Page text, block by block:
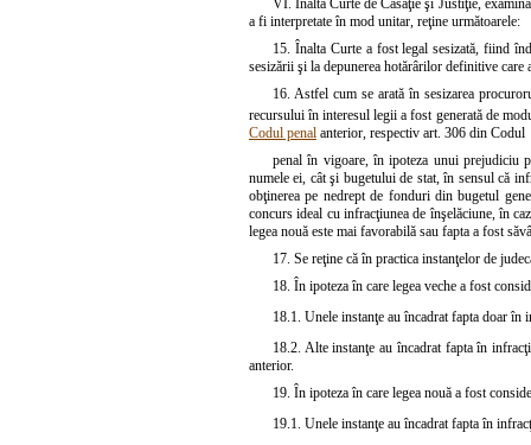
VI. Înalta Curte de Casaţie şi Justiţie,
a fi interpretate în mod unitar, reţine următoarele:
15. Înalta Curte a fost legal sesizată, fiind
sesizării şi la depunerea hotărârilor definitive care
16. Astfel cum se arată în sesizarea
recursului în interesul legii a fost generată de
Codul penal anterior, respectiv art. 306 din Codul
penal în vigoare, în ipoteza unui prejudiciu
numele ei, cât şi bugetului de stat, în sensul că
obţinerea pe nedrept de fonduri din bugetul
concurs ideal cu infracţiunea de înşelăciune, în
legea nouă este mai favorabilă sau fapta a fost
17. Se reţine că în practica instanţelor de
18. În ipoteza în care legea veche a fost
18.1. Unele instanţe au încadrat fapta doar în
18.2. Alte instanţe au încadrat fapta în
anterior.
19. În ipoteza în care legea nouă a fost
19.1. Unele instanţe au încadrat fapta în